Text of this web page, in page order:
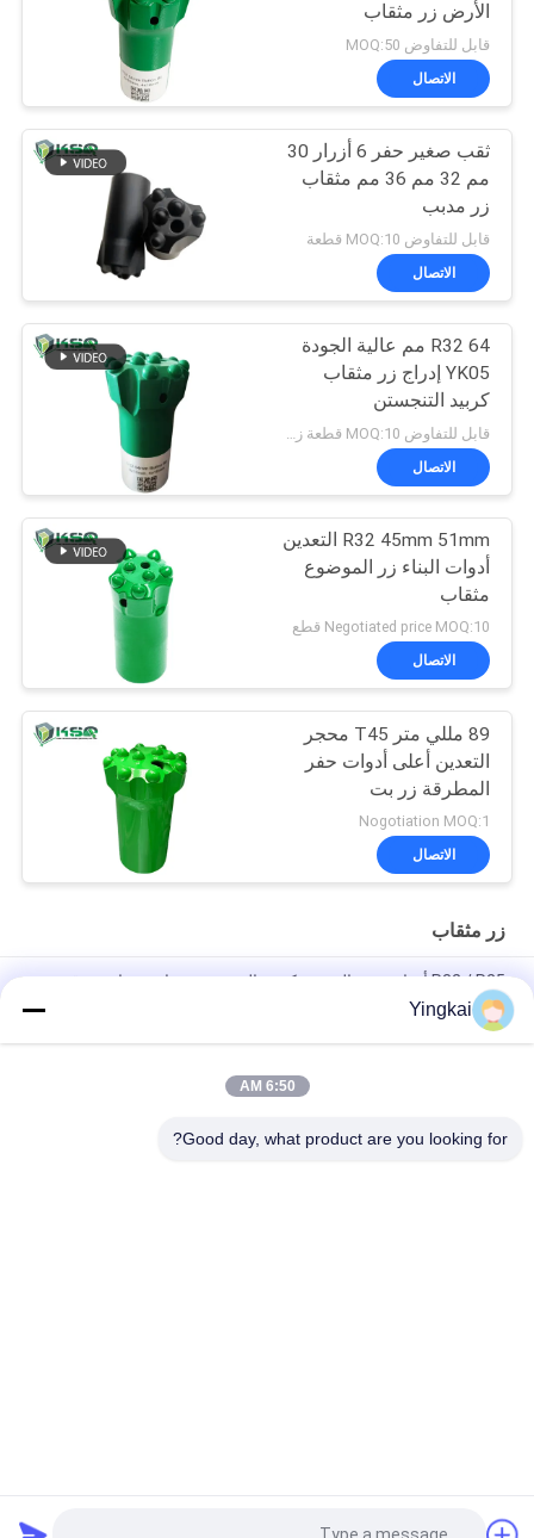
الأرض زر مثقاب
قابل للتفاوض MOQ:50
الاتصال
ثقب صغير حفر 6 أزرار 30
مم 32 مم 36 مم مثقاب
زر مدبب
قابل للتفاوض MOQ:10 قطعة
الاتصال
R32 64 مم عالية الجودة
YK05 إدراج زر مثقاب
كربيد التنجستن
الاتصال
R32 45mm 51mm التعدين
أدوات البناء زر الموضوع
مثقاب
Negotiated price MOQ:10 قطع
الاتصال
89 مللي متر T45 محجر
التعدين أعلى أدوات حفر
المطرقة زر بت
Nogotiation MOQ:1
الاتصال
زر مثقاب
R32 / R25 أدوات حفر الصخور كربيد التنجستن مثقاب مثقاب عرقوب
محول الطيار
تحريك وتحديد النفق المكيف الطيار 12 درجة قطر 40 ملم للحفر الكبيرة
Yingkai
6:50 AM
Good day, what product are you looking for?